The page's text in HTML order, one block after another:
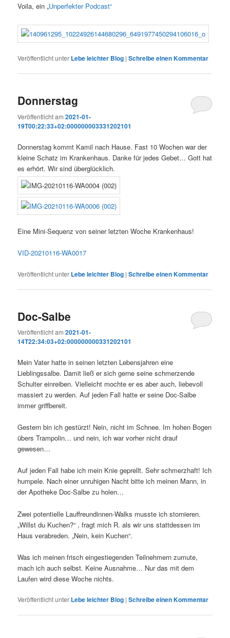
Voila, ein „Unperfekter Podcast“
Veröffentlicht unter Lebe leichter Blog |Schreibe einen Kommentar
Donnerstag
Veröffentlicht am2021-01-
19T00:22:33+02:000000003331202101
Donnerstag kommt Kamil nach Hause. Fast 10 Wochen war der
kleine Schatz im Krankenhaus. Danke für jedes Gebet… Gott hat
es erhört. Wir sind überglücklich.
Eine Mini-Sequenz von seiner letzten Woche Krankenhaus!
VID-20210116-WA0017
Veröffentlicht unter Lebe leichter Blog |Schreibe einen Kommentar
Doc-Salbe
Veröffentlicht am2021-01-
14T22:34:03+02:000000000331202101
Mein Vater hatte in seinen letzten Lebensjahren eine
Lieblingssalbe. Damit ließ er sich gerne seine schmerzende
Schulter einreiben. Vielleicht mochte er es aber auch, liebevoll
massiert zu werden. Auf jeden Fall hatte er seine Doc-Salbe
immer griffbereit.
Gestern bin ich gestürzt! Nein, nicht im Schnee. Im hohen Bogen
übers Trampolin… und nein, ich war vorher nicht drauf
gewesen…
Auf jeden Fall habe ich mein Knie geprellt. Sehr schmerzhaft! Ich
humpele. Nach einer unruhigen Nacht bitte ich meinen Mann, in
der Apotheke Doc-Salbe zu holen…
Zwei potentielle Lauffreundinnen-Walks musste ich stornieren.
„Willst du Kuchen?“ , fragt mich R. als wir uns stattdessen im
Haus verabreden. „Nein, kein Kuchen“.
Was ich meinen frisch eingestiegenden Teilnehmern zumute,
mach ich auch selbst. Keine Ausnahme… Nur das mit dem
Laufen wird diese Woche nichts.
Veröffentlicht unter Lebe leichter Blog |Schreibe einen Kommentar